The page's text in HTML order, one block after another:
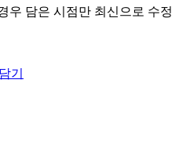
우 담은 시점만 최신으로 수정
기